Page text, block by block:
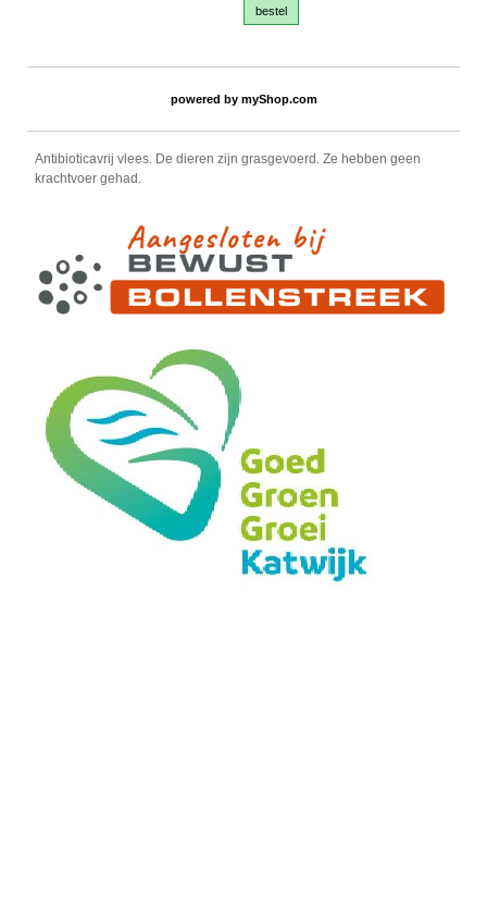
bestel
powered by myShop.com
Antibioticavrij vlees. De dieren zijn grasgevoerd. Ze hebben geen
krachtvoer gehad.